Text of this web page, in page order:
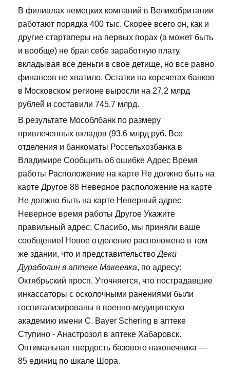
В филиалах немецких компаний в Великобритании
работают порядка 400 тыс. Скорее всего он, как и
другие стартаперы на первых порах (а может быть
и вообще) не брал себе заработную плату,
вкладывая все деньги в свое детище, но все равно
финансов не хватило. Остатки на корсчетах банков
в Московском регионе выросли на 27,2 млрд
рублей и составили 745,7 млрд.
В результате Мособлбанк по размеру
привлеченных вкладов (93,6 млрд руб. Все
отделения и банкоматы Россельхозбанка в
Владимире Сообщить об ошибке Адрес Время
работы Расположение на карте Не должно быть на
карте Другое 88 Неверное расположение на карте
Не должно быть на карте Неверный адрес
Неверное время работы Другое Укажите
правильный адрес: Спасибо, мы приняли ваше
сообщение! Новое отделение расположено в том
же здании, что и представительствоДеки
Дураболин в аптеке Макеевка, по адресу:
Октябрьский просп. Уточняется, что пострадавшие
инкассаторы с осколочными ранениями были
госпитализированы в военно-медицинскую
академию имени С. Bayer Schering в аптеке
Ступино - Анастрозол в аптеке Хабаровск.
Оптимальная твердость базового наконечника —
85 единиц по шкале Шора.